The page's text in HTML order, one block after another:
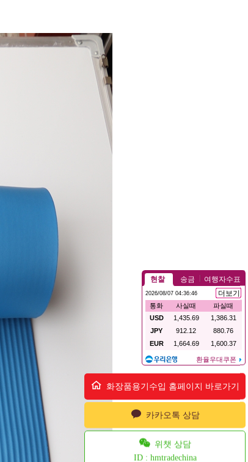
화장품용기수입 홈페이지 바로가기
카카오톡 상담
위챗 상담
ID : hmtradechina